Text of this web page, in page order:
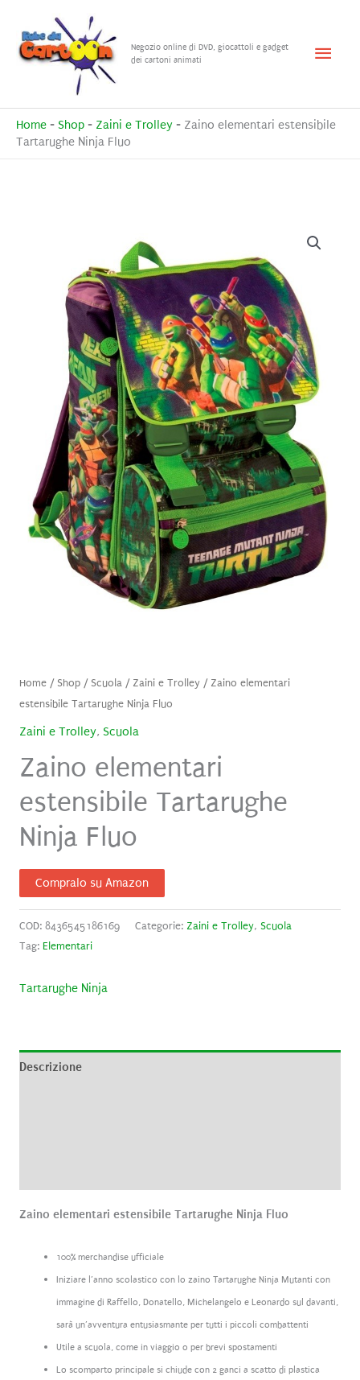
contenuto
Negozio online di DVD, giocattoli e gadget
dei cartoni animati
Menu
Home - Shop - Zaini e Trolley - Zaino elementari estensibile
Tartarughe Ninja Fluo
Home/ Shop/ Scuola/ Zaini e Trolley/ Zaino elementari
estensibile Tartarughe Ninja Fluo
Zaini e Trolley, Scuola
Zaino elementari
estensibile Tartarughe
Ninja Fluo
Compralo su Amazon
COD: 8436545186169 Categorie: Zaini e Trolley, Scuola
Tag: Elementari
Tartarughe Ninja
Descrizione
Zaino elementari estensibile Tartarughe Ninja Fluo
100% merchandise ufficiale
Iniziare l’anno scolastico con lo zaino Tartarughe Ninja Mutanti con
immagine di Raffello, Donatello, Michelangelo e Leonardo sul davanti,
sarà un’avventura entusiasmante per tutti i piccoli combattenti
Utile a scuola, come in viaggio o per brevi spostamenti
Lo scomparto principale si chiude con 2 ganci a scatto di plastica